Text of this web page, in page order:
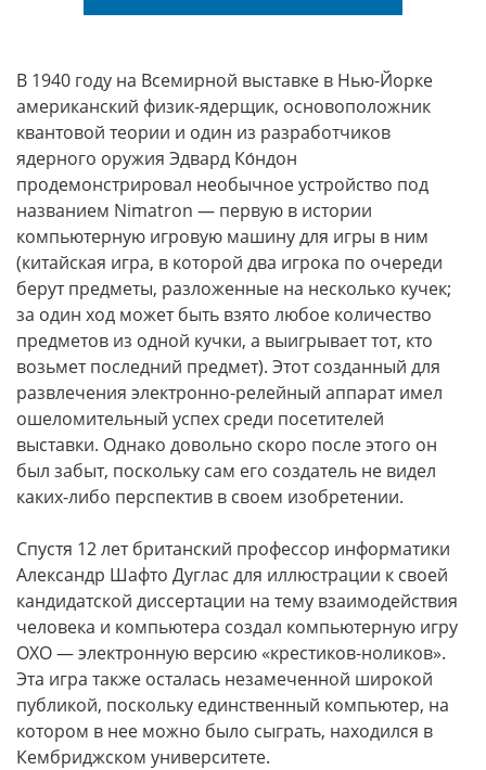
В 1940 году на Всемирной выставке в Нью-Йорке
американский физик-ядерщик, основоположник
квантовой теории и один из разработчиков
ядерного оружия Эдвард Ко́ндон
продемонстрировал необычное устройство под
названием Nimatron — первую в истории
компьютерную игровую машину для игры в ним
(китайская игра, в которой два игрока по очереди
берут предметы, разложенные на несколько кучек;
за один ход может быть взято любое количество
предметов из одной кучки, а выигрывает тот, кто
возьмет последний предмет). Этот созданный для
развлечения электронно-релейный аппарат имел
ошеломительный успех среди посетителей
выставки. Однако довольно скоро после этого он
был забыт, поскольку сам его создатель не видел
каких-либо перспектив в своем изобретении.
Спустя 12 лет британский профессор информатики
Александр Шафто Дуглас для иллюстрации к своей
кандидатской диссертации на тему взаимодействия
человека и компьютера создал компьютерную игру
OXO— электронную версию «крестиков-ноликов».
Эта игра также осталась незамеченной широкой
публикой, поскольку единственный компьютер, на
котором в нее можно было сыграть, находился в
Кембриджском университете.